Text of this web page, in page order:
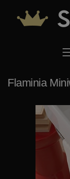
Flaminia